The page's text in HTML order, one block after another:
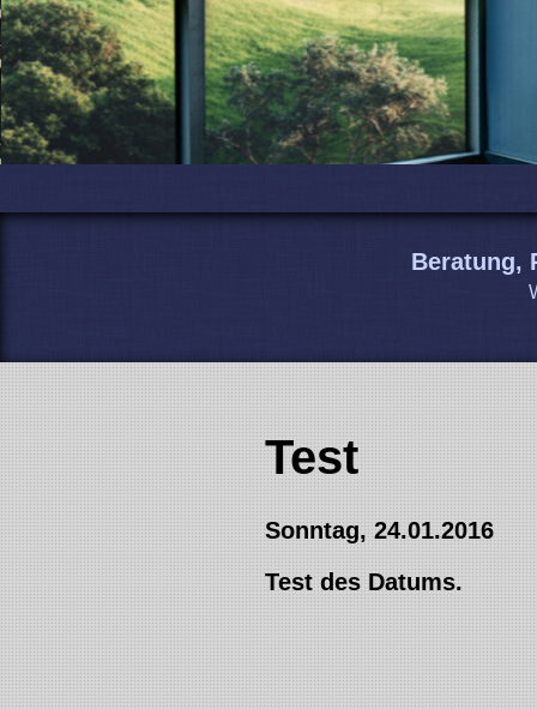
Beratung,
Test
Sonntag, 24.01.2016
Test des Datums.